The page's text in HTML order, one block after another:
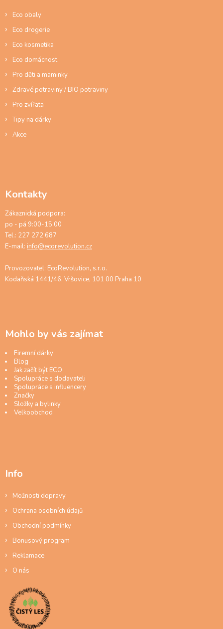
Eco obaly
Eco drogerie
Eco kosmetika
Eco domácnost
Pro děti a maminky
Zdravé potraviny / BIO potraviny
Pro zvířata
Tipy na dárky
Akce
Kontakty
Zákaznická podpora:
po - pá 9:00-15:00
Tel.: 227 272 687
E-mail: info@ecorevolution.cz
Provozovatel: EcoRevolution, s.r.o.
Kodaňská 1441/46, Vršovice, 101 00 Praha 10
Mohlo by vás zajímat
Firemní dárky
Blog
Jak začít být ECO
Spolupráce s dodavateli
Spolupráce s influencery
Značky
Složky a bylinky
Velkoobchod
Info
Možnosti dopravy
Ochrana osobních údajů
Obchodní podmínky
Bonusový program
Reklamace
O nás